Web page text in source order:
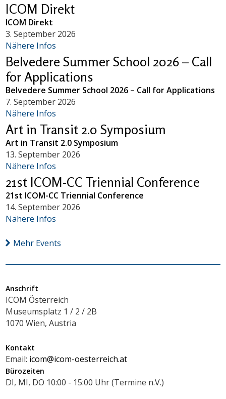
ICOM Direkt
ICOM Direkt
3. September 2026
Nähere Infos
Belvedere Summer School 2026 – Call
for Applications
Belvedere Summer School 2026 – Call for Applications
7. September 2026
Nähere Infos
Art in Transit 2.0 Symposium
Art in Transit 2.0 Symposium
13. September 2026
Nähere Infos
21st ICOM-CC Triennial Conference
21st ICOM-CC Triennial Conference
14. September 2026
Nähere Infos
Mehr Events
Anschrift
ICOM Österreich
Museumsplatz 1 / 2 / 2B
1070 Wien, Austria
Kontakt
Email: icom@icom-oesterreich.at
Bürozeiten
DI, MI, DO 10:00 - 15:00 Uhr (Termine n.V.)